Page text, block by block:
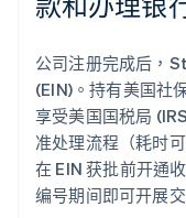
公司注册完成后，
(EIN)。持有美国社
享受美国国税局
准处理流程（耗时
在 EIN 获批前开通
编号期间即可开展交